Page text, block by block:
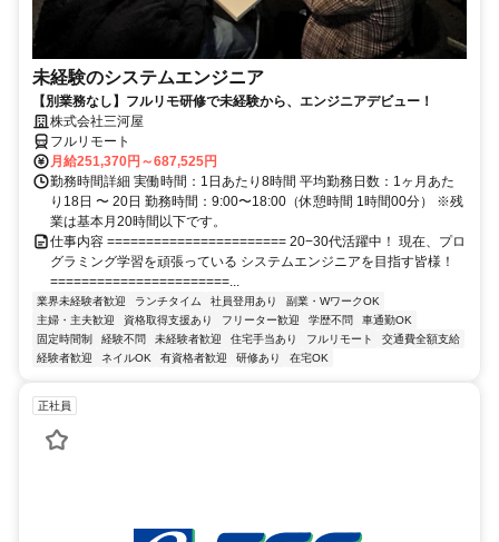
未経験のシステムエンジニア
【別業務なし】フルリモ研修で未経験から、エンジニアデビュー！
株式会社三河屋
フルリモート
月給251,370円～687,525円
勤務時間詳細 実働時間：1日あたり8時間 平均勤務日数：1ヶ月あた
り18日 〜 20日 勤務時間：9:00〜18:00（休憩時間 1時間00分） ※残
業は基本月20時間以下です。
仕事内容 ======================= 20−30代活躍中！ 現在、プロ
グラミング学習を頑張っている システムエンジニアを目指す皆様！
=======================...
業界未経験者歓迎 ランチタイム 社員登用あり
副業・WワークOK
主婦・主夫歓迎
資格取得支援あり フリーター歓迎 学歴不問
車通勤OK
固定時間制
経験不問 未経験者歓迎 住宅手当あり フルリモート
交通費全額支給
経験者歓迎
ネイルOK 有資格者歓迎 研修あり 在宅OK
正社員